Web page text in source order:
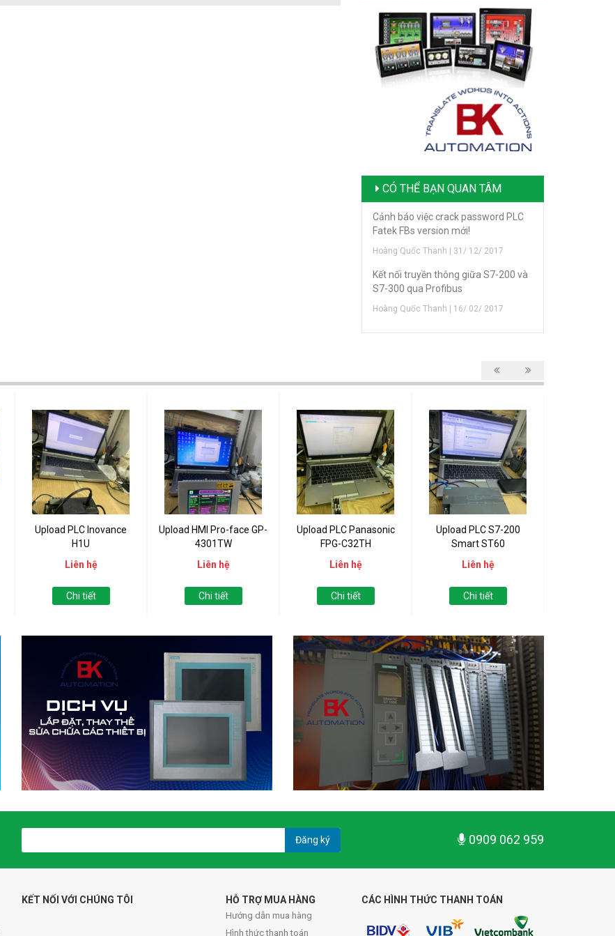
CÓ THỂ BẠN QUAN TÂM
Cảnh báo việc crack password PLC
Fatek FBs version mới!
Hoàng Quốc Thanh | 31/ 12/ 2017
Kết nối truyền thông giữa S7-200 và
S7-300 qua Profibus
Hoàng Quốc Thanh | 16/ 02/ 2017
Upload PLC Inovance
H1U
Liên hệ
Chi tiết
Upload HMI Pro-face GP-
4301TW
Liên hệ
Chi tiết
Upload PLC Panasonic
FPG-C32TH
Liên hệ
Chi tiết
Upload PLC S7-200
Smart ST60
Liên hệ
Chi tiết
Đăng ký 0909 062 959
KẾT NỐI VỚI CHÚNG TÔI HỖ TRỢ MUA HÀNG
Hướng dẫn mua hàng
Hình thức thanh toán
CÁC HÌNH THỨC THANH TOÁN